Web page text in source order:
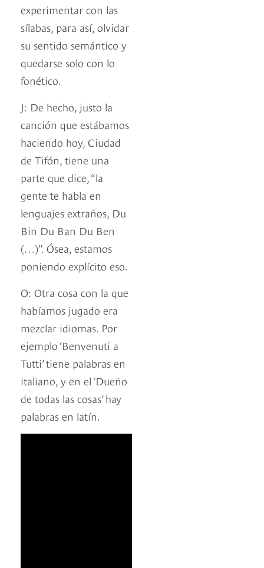
experimentar con las
sílabas, para así, olvidar
su sentido semántico y
quedarse solo con lo
fonético.
J: De hecho, justo la
canción que estábamos
haciendo hoy, Ciudad
de Tifón, tiene una
parte que dice, “la
gente te habla en
lenguajes extraños, Du
Bin Du Ban Du Ben
(…)”. Ósea, estamos
poniendo explícito eso.
O: Otra cosa con la que
habíamos jugado era
mezclar idiomas. Por
ejemplo ‘Benvenuti a
Tutti’ tiene palabras en
italiano, y en el ‘Dueño
de todas las cosas’ hay
palabras en latín.